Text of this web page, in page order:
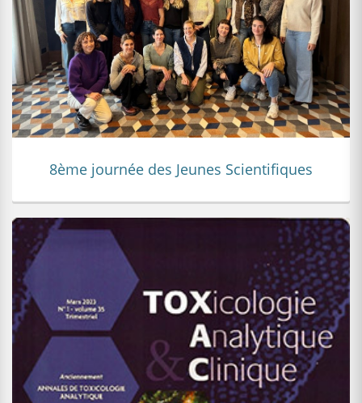
8ème journée des Jeunes Scientifiques